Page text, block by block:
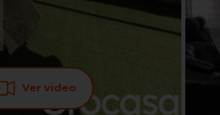
Ver video